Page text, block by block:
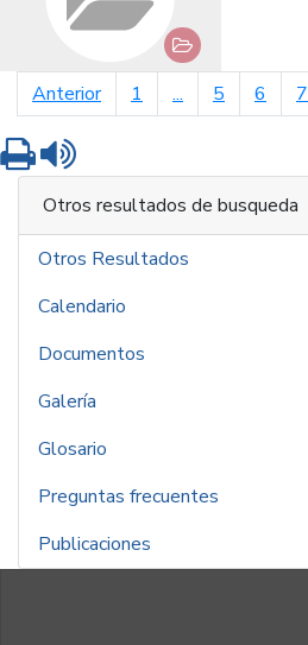
Anteriorpágina anterior
1 ... 5 6 7
Imprimir
Otros resultados de busqueda
Otros Resultados
Calendario
Documentos
Galería
Glosario
Preguntas frecuentes
Publicaciones